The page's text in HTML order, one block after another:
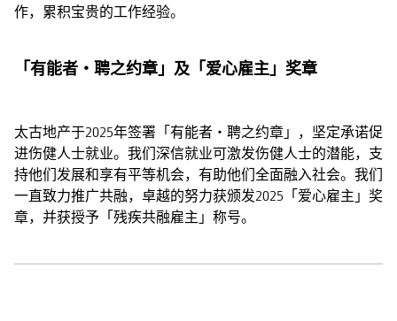
作，累积宝贵的工作经验。
「有能者‧聘之约章」及「爱心雇主」奖章
太古地产于2025年签署「有能者‧聘之约章」，坚定承诺促
进伤健人士就业。我们深信就业可激发伤健人士的潜能，支
持他们发展和享有平等机会，有助他们全面融入社会。我们
一直致力推广共融，卓越的努力获颁发2025「爱心雇主」奖
章，并获授予「残疾共融雇主」称号。